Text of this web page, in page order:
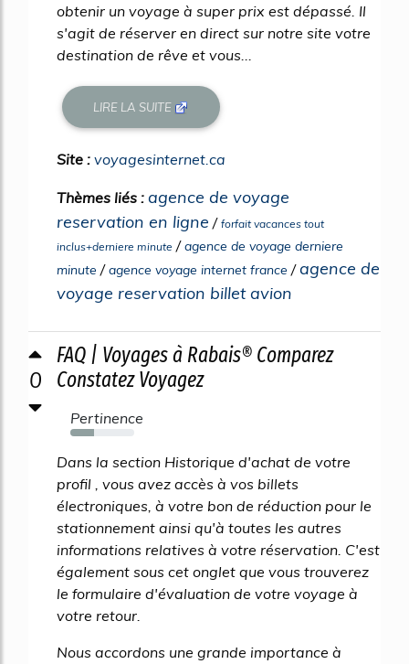
obtenir un voyage à super prix est dépassé. Il
s'agit de réserver en direct sur notre site votre
destination de rêve et vous...
LIRE LA SUITE
Site : voyagesinternet.ca
Thèmes liés : agence de voyage
reservation en ligne / forfait vacances tout
inclus+derniere minute /agence de voyage derniere
minute /agence voyage internet france /agence de
voyage reservation billet avion
0
FAQ | Voyages à Rabais® Comparez
Constatez Voyagez
Pertinence
37%
Dans la section Historique d'achat de votre
profil , vous avez accès à vos billets
électroniques, à votre bon de réduction pour le
stationnement ainsi qu'à toutes les autres
informations relatives à votre réservation. C'est
également sous cet onglet que vous trouverez
le formulaire d'évaluation de votre voyage à
votre retour.
Nous accordons une grande importance à